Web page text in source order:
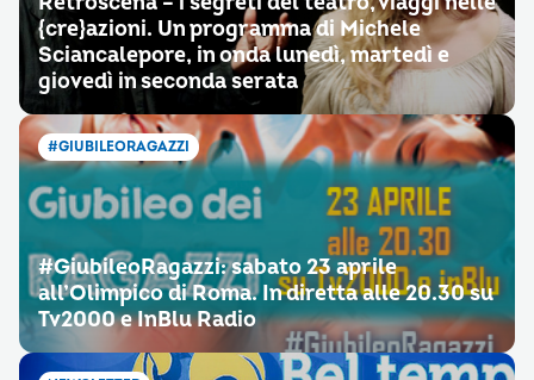
{cre}azioni. Un programma di Michele
Sciancalepore, in onda lunedì, martedì e
giovedì in seconda serata
#GIUBILEORAGAZZI
#‎GiubileoRagazzi‬: sabato 23 aprile
all’Olimpico di Roma. In diretta alle 20.30 su
Tv2000 e InBlu Radio